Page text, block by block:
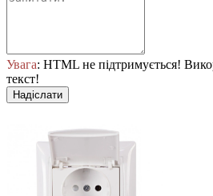
Увага: HTML не підтримується!
текст!
Надіслати